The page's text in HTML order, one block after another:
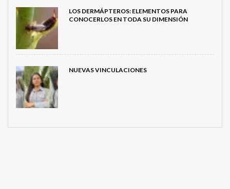
LOS DERMÁPTEROS: ELEMENTOS PARA
CONOCERLOS EN TODA SU DIMENSIÓN
NUEVAS VINCULACIONES